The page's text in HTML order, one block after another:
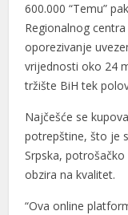
600.000 “Temu”
Regionalnog
oporezivanje
vrijednosti oko 24
tržište BiH tek
Najčešće se
potrepštine, što je
Srpska,
obzira na kvalitet.
“Ova online